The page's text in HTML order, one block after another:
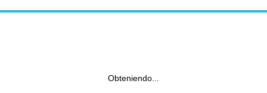
Obteniendo...